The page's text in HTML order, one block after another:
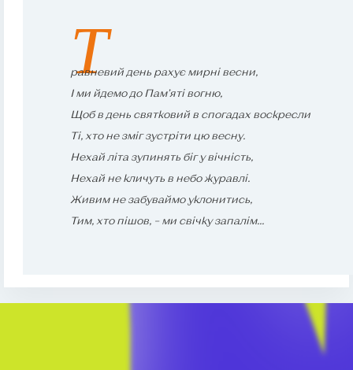
Т
равневий день рахує мирні весни,
І ми йдемо до Пам’яті вогню,
Щоб в день святковий в спогадах воскресли
Ті, хто не зміг зустріти цю весну.
Нехай літа зупинять біг у вічність,
Нехай не кличуть в небо журавлі.
Живим не забуваймо уклонитись,
Тим, хто пішов, – ми свічку запалім...